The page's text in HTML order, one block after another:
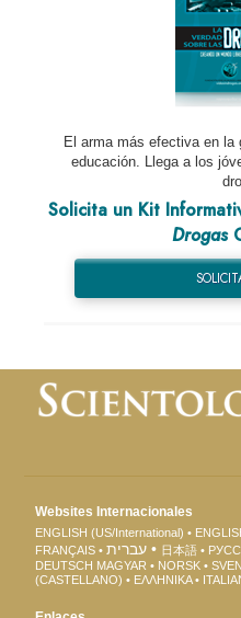
El arma más efectiva en la
educación. Llega a los
Solicita un Kit
Drogas
Websites Internacionales
ENGLISH (US/International)
FRANÇAIS
עברית 日本語
DEUTSCH MAGYAR NORSK
(CASTELLANO)
ΕΛΛΗΝΙΚA